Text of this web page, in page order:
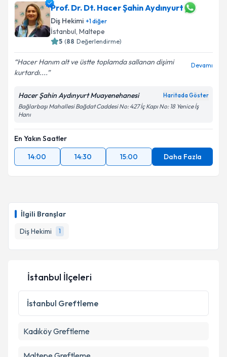
İlgili Branşlar
Diş Hekimi
1
Dr. Dt. Tuğçe Yalnızoğluiçin randevu takvimi talebi
oluşturun. Size bu uzmandan randevu almanız için bir
takvim hazırlandığında e-posta ile bilgilendireceğiz.
E-posta Adresiniz
Kişisel verilerimin işlenmesine ilişkin
Aydınlatma
Metni'ni okudum ve kişisel verilerimin belirtilen
Takvim Talebini Gönder
Prof. Dr. Dt. Hacer Şahin Aydınyurt
Diş Hekimi +1diğer
İstanbul, Maltepe
5 (88 Değerlendirme)
Hacer Hanım alt ve üstte toplamda sallanan dişimi
kurtardı....
Devamı
Hacer Şahin Aydınyurt Muayenehanesi Haritada Göster
Bağlarbaşı Mahallesi Bağdat Caddesi No: 427 İç Kapı No: 18 Yenice İş
Hanı
En Yakın Saatler
14:00
14:30 15:00 Daha Fazla
İstanbul İlçeleri
İstanbul Greftleme
KadıköyGreftleme